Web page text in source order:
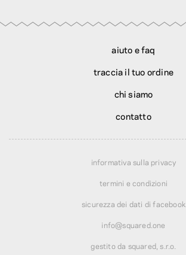
aiuto e faq
traccia il tuo ordine
chi siamo
contatto
informativa sulla privacy
termini e condizioni
sicurezza dei dati di facebook
info@squared.one
gestito da squared, s.r.o.